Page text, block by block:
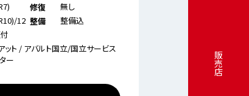
販売店
修復
無し
12 整備
整備込
ット / アバルト国立/国立サービス
ー